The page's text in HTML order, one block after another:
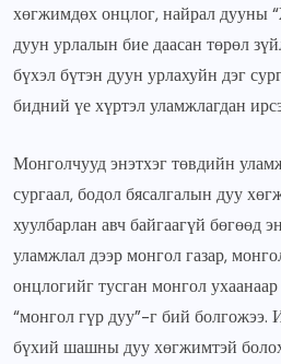
хөгжимдөх онцлог, найрал дууны
дуун урлалын бие даасан төрөл
бүхэл бүтэн дуун урлахуйн дэг
бидний үе хүртэл уламжлагдан
Монголчууд энэтхэг төвдийн
сургаал, бодол бясалгалын дуу
хуулбарлан авч байгаагүй бөгөөд
уламжлал дээр монгол газар,
онцлогийг тусган монгол
“монгол гүр дуу”-г бий
бүхий шашны дуу хөгжимтэй